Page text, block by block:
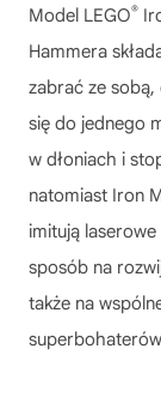
Model LEGO®
Hammera
zabrać ze sobą,
się do jednego
w dłoniach i
natomiast Iron
imitują
sposób na
także na